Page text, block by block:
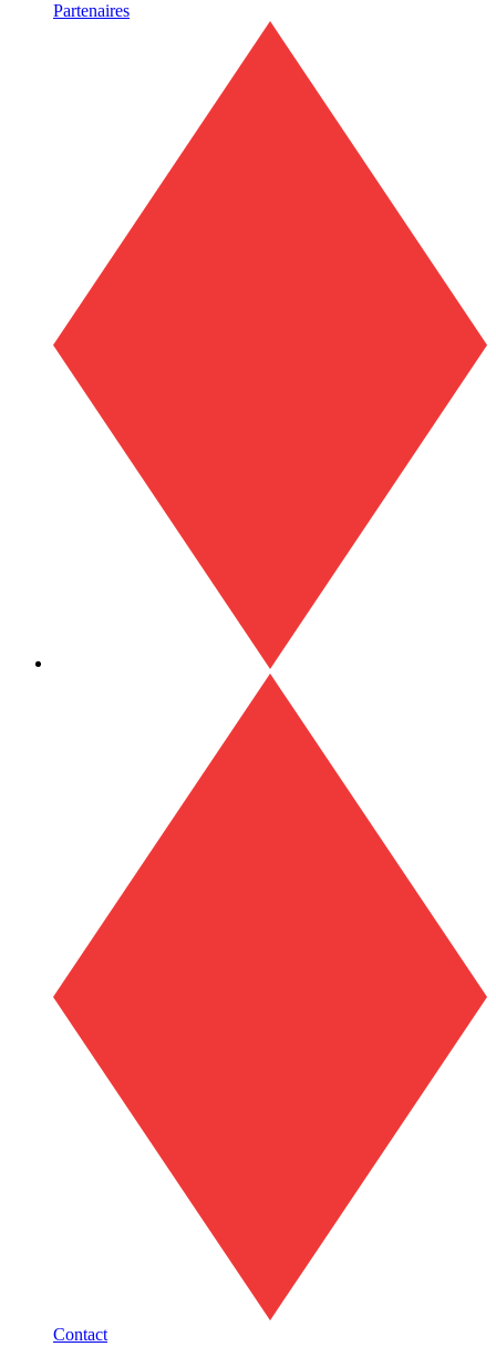
Partenaires
Contact